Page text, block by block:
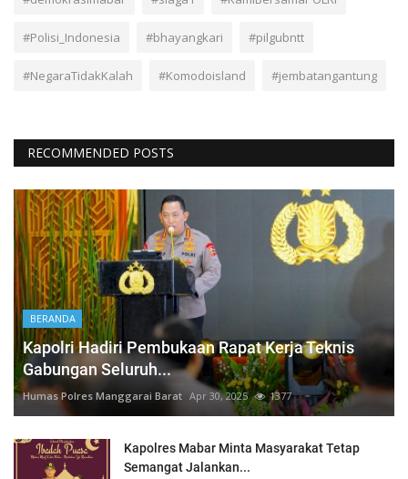
#Polisi_Indonesia #bhayangkari #pilgubntt
#NegaraTidakKalah #Komodoisland #jembatangantung
RECOMMENDED POSTS
BERANDA
Kapolri Hadiri Pembukaan Rapat Kerja Teknis
Gabungan Seluruh...
Humas Polres Manggarai Barat Apr 30, 2025 1377
Kapolres Mabar Minta Masyarakat Tetap
Semangat Jalankan...